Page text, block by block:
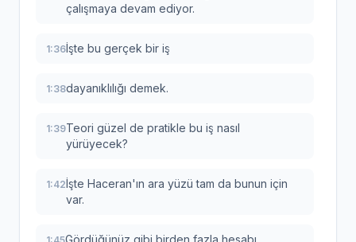
çalışmaya devam ediyor.
1:36İşte bu gerçek bir iş
1:38dayanıklılığı demek.
1:39Teori güzel de pratikle bu iş nasıl
yürüyecek?
1:42İşte Haceran'ın ara yüzü tam da bunun için
var.
Gördüğünüz gibi birden fazla hesabı